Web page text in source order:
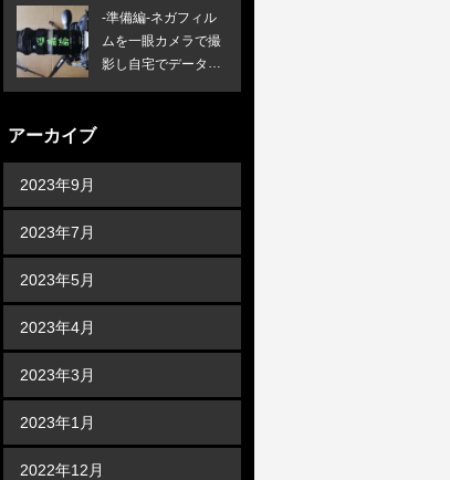
-準備編-ネガフィル
ムを一眼カメラで撮
影し自宅でデータ化
アーカイブ
2023年9月
2023年7月
2023年5月
2023年4月
2023年3月
2023年1月
2022年12月